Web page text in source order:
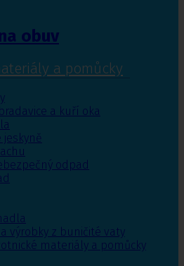
obuv
a pomůcky
a kuří oka
jeskyně
odpad
výrobky z buničité vaty
materiály a pomůcky